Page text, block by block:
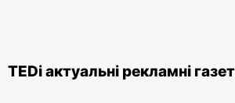
TEDi актуальні рекламні